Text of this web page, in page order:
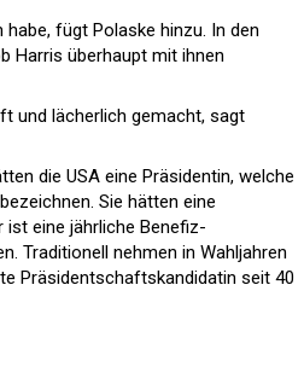
fügt Polaske hinzu. In den
Harris überhaupt mit ihnen
und lächerlich gemacht, sagt
die USA eine Präsidentin, welche
Sie hätten eine
ist eine jährliche Benefiz-
Traditionell nehmen in Wahljahren
Präsidentschaftskandidatin seit 40